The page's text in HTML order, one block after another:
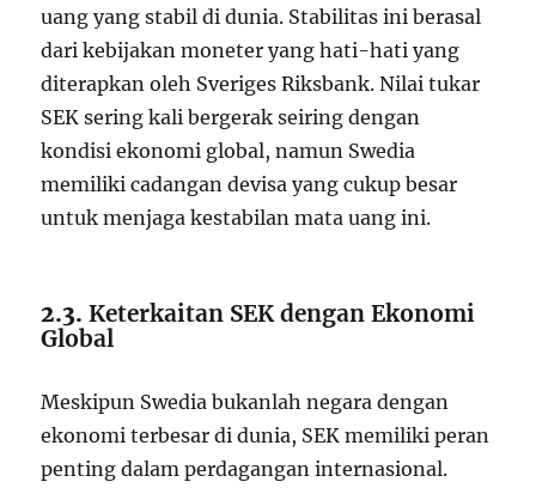
uang yang stabil di dunia. Stabilitas ini berasal
dari kebijakan moneter yang hati-hati yang
diterapkan oleh Sveriges Riksbank. Nilai tukar
SEK sering kali bergerak seiring dengan
kondisi ekonomi global, namun Swedia
memiliki cadangan devisa yang cukup besar
untuk menjaga kestabilan mata uang ini.
2.3.Keterkaitan SEK dengan Ekonomi
Global
Meskipun Swedia bukanlah negara dengan
ekonomi terbesar di dunia, SEK memiliki peran
penting dalam perdagangan internasional.